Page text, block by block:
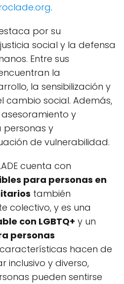
.
por su
social y la defensa
Entre sus
la
la sensibilización y
cambio social. Además,
y
y
de vulnerabilidad.
cuenta con
para personas en
también
colectivo, y es una
con LGBTQ+ y un
personas
características hacen de
inclusivo y diverso,
pueden sentirse